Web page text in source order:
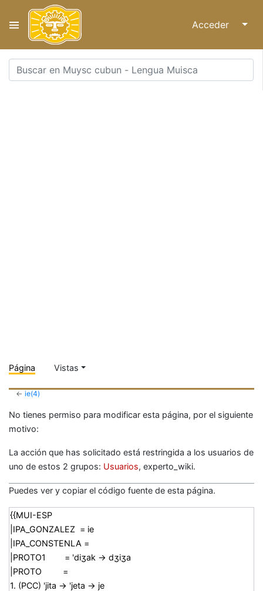
Acceder ↓
Página Vistas
←ie(4)
No tienes permiso para modificar esta página, por el siguiente
motivo:
La acción que has solicitado está restringida a los usuarios de
uno de estos 2 grupos: Usuarios, experto_wiki.
Puedes ver y copiar el código fuente de esta página.